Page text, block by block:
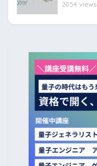
2054 views